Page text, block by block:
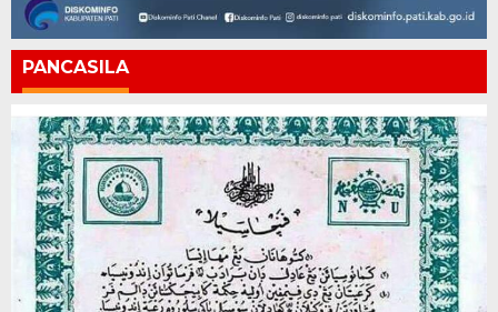
PANCASILA